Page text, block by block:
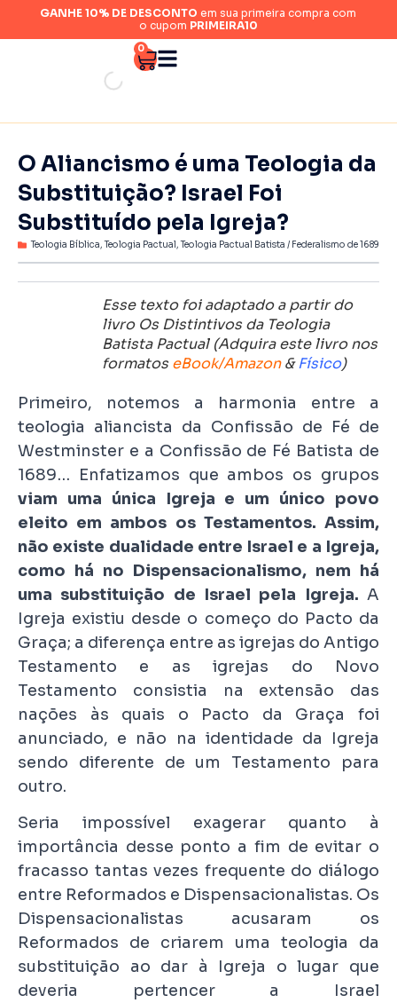
GANHE 10% DE DESCONTO em sua primeira compra com
o cupom PRIMEIRA10
0
O Aliancismo é uma Teologia da
Substituição? Israel Foi
Substituído pela Igreja?
Teologia Bíblica,Teologia Pactual,Teologia Pactual Batista / Federalismo de 1689
Esse texto foi adaptado a partir do
livro Os Distintivos da Teologia
Batista Pactual(Adquira este livro nos
formatos eBook/Amazon&Físico)
Primeiro, notemos a harmonia entre a
teologia aliancista da Confissão de Fé de
Westminster e a Confissão de Fé Batista de
1689… Enfatizamos que ambos os grupos
viam uma única Igreja e um único povo
eleito em ambos os Testamentos. Assim,
não existe dualidade entre Israel e a Igreja,
como há no Dispensacionalismo, nem há
uma substituição de Israel pela Igreja. A
Igreja existiu desde o começo do Pacto da
Graça; a diferença entre as igrejas do Antigo
Testamento e as igrejas do Novo
Testamento consistia na extensão das
nações às quais o Pacto da Graça foi
anunciado, e não na identidade da Igreja
sendo diferente de um Testamento para
outro.
Seria impossível exagerar quanto à
importância desse ponto a fim de evitar o
fracasso tantas vezes frequente do diálogo
entre Reformados e Dispensacionalistas. Os
Dispensacionalistas acusaram os
Reformados de criarem uma teologia da
substituição ao dar à Igreja o lugar que
deveria pertencer a Israel